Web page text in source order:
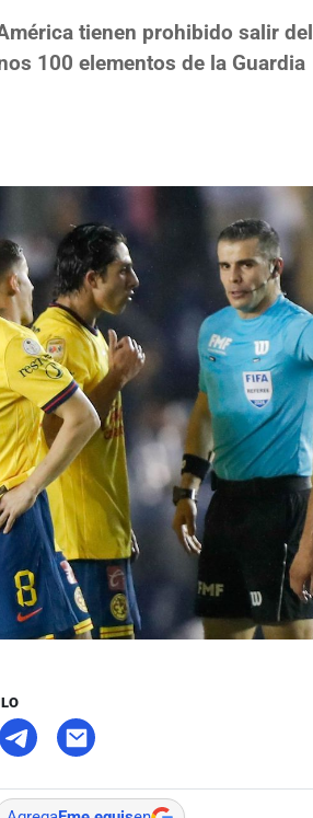
tienen prohibido salir del
100 elementos de la Guardia